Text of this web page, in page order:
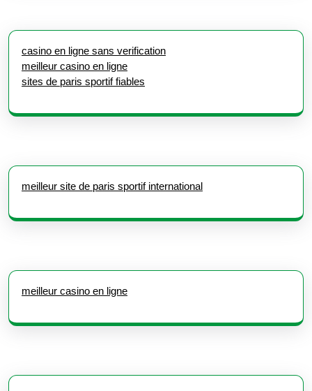
casino en ligne sans verification
meilleur casino en ligne
sites de paris sportif fiables
meilleur site de paris sportif international
meilleur casino en ligne